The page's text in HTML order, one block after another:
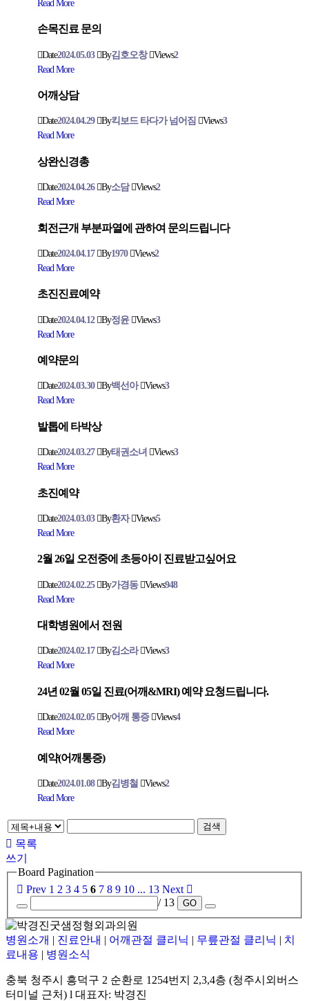
Read More
손목진료 문의
Date2024.05.03 By김호오창 Views2
Read More
어깨상담
Date2024.04.29 By킥보드 타다가 넘어짐 Views3
Read More
상완신경총
Date2024.04.26 By소담 Views2
Read More
회전근개 부분파열에 관하여 문의드립니다
Date2024.04.17 By1970 Views2
Read More
초진진료예약
Date2024.04.12 By정윤 Views3
Read More
예약문의
Date2024.03.30 By백선아 Views3
Read More
발톱에 타박상
Date2024.03.27 By태권소녀 Views3
Read More
초진예약
Date2024.03.03 By환자 Views5
Read More
2월 26일 오전중에 초등아이 진료받고싶어요
Date2024.02.25 By가경동 Views948
Read More
대학병원에서 전원
Date2024.02.17 By김소라 Views3
Read More
24년 02월 05일 진료(어깨&MRI) 예약 요청드립니다.
Date2024.02.05 By어깨 통증 Views4
Read More
예약(어깨통증)
Date2024.01.08 By김병철 Views2
Read More
검색
목록
쓰기
Board Pagination
Prev 1 2 3 4 5 6 7 8 9 10 ... 13 Next
/ 13
GO
병원소개 | 진료안내 | 어깨관절 클리닉 | 무릎관절 클리닉 | 치
료내용 | 병원소식
충북 청주시 흥덕구 2 순환로 1254번지 2,3,4층 (청주시외버스
터미널 근처) l 대표자: 박경진